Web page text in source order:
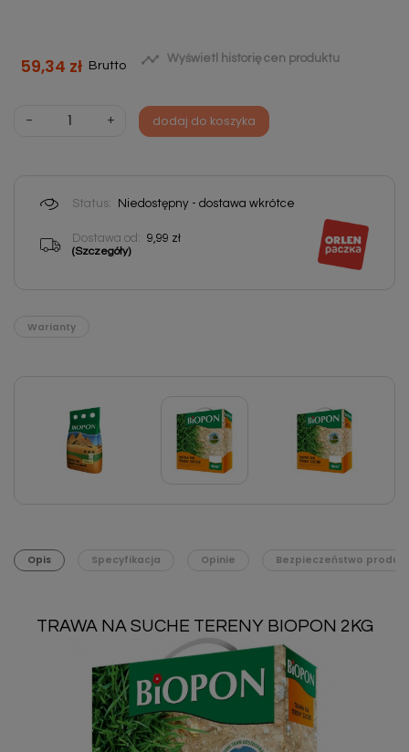
59,34 zł Brutto  Wyświetl historię cen produktu
- + dodaj do koszyka
Status: Niedostępny - dostawa wkrótce
Dostawa od: 9,99 zł
(Szczegóły)
Warianty
Opis Specyfikacja Opinie Bezpieczeństwo
TRAWA NA SUCHE TERENY BIOPON 2KG